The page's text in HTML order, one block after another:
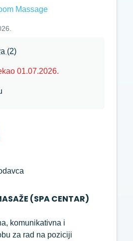
Massage
(2)
01.07.2026.
(SPA CENTAR)
komunikativna i
za rad na poziciji